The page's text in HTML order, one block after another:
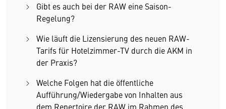
Gibt es auch bei der RAW eine Saison-
Regelung?
Wie läuft die Lizensierung des neuen RAW-
Tarifs für Hotelzimmer-TV durch die AKM in
der Praxis?
Welche Folgen hat die öffentliche
Aufführung/Wiedergabe von Inhalten aus
dem Repertoire der RAW im Rahmen des